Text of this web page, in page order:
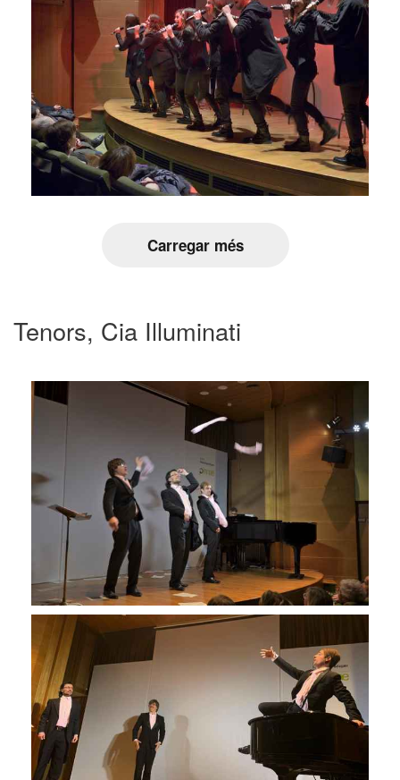
Carregar més
Tenors, Cia Illuminati